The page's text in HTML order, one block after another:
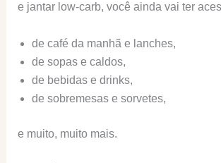
e jantar low-carb, você ainda vai ter
de café da manhã e lanches,
de sopas e caldos,
de bebidas e drinks,
de sobremesas e sorvetes,
e muito, muito mais.